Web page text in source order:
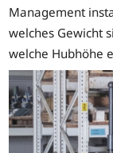
Management
welches Gewicht
welche Hubhöhe